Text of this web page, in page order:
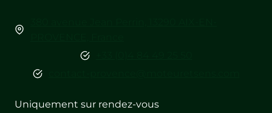
Uniquement sur rendez-vous